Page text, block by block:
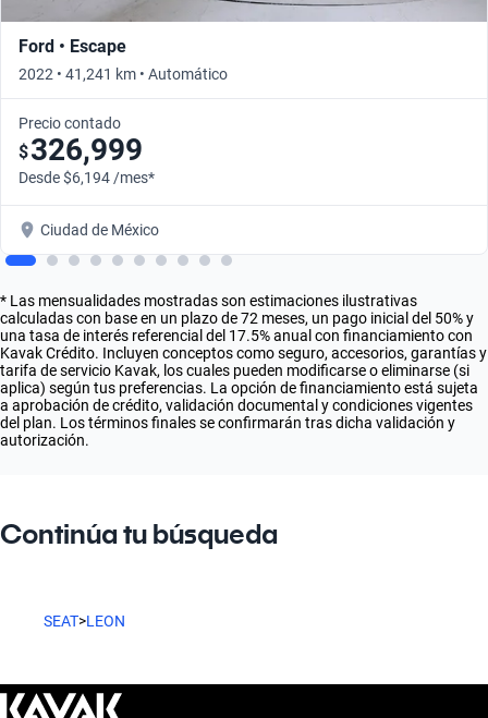
Ford • Escape
2022 • 41,241 km • Automático
Precio contado
$326,999
Desde $6,194 /mes*
Ciudad de México
* Las mensualidades mostradas son estimaciones ilustrativas
calculadas con base en un plazo de 72 meses, un pago inicial del 50% y
una tasa de interés referencial del 17.5% anual con financiamiento con
Kavak Crédito. Incluyen conceptos como seguro, accesorios, garantías y
tarifa de servicio Kavak, los cuales pueden modificarse o eliminarse (si
aplica) según tus preferencias. La opción de financiamiento está sujeta
a aprobación de crédito, validación documental y condiciones vigentes
del plan. Los términos finales se confirmarán tras dicha validación y
autorización.
Continúa tu búsqueda
SEAT>LEON